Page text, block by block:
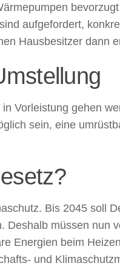
aufgefordert,
Hausbesitzer dann
Vorleistung gehen
sein, eine
Bis 2045 soll
müssen nun
Energien beim
und